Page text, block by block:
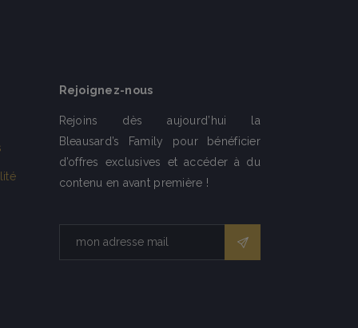
Rejoignez-nous
Rejoins dès aujourd’hui la
Bleausard’s Family pour bénéficier
d’offres exclusives et accéder à du
contenu en avant première !